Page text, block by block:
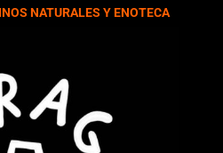
NATURALES Y ENOTECA